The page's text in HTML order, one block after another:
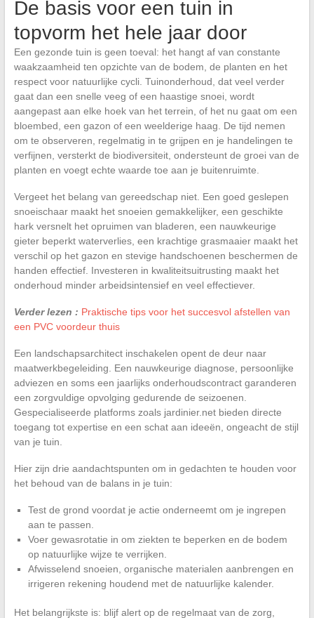
De basis voor een tuin in
topvorm het hele jaar door
Een gezonde tuin is geen toeval: het hangt af van constante
waakzaamheid ten opzichte van de bodem, de planten en het
respect voor natuurlijke cycli. Tuinonderhoud, dat veel verder
gaat dan een snelle veeg of een haastige snoei, wordt
aangepast aan elke hoek van het terrein, of het nu gaat om een
bloembed, een gazon of een weelderige haag. De tijd nemen
om te observeren, regelmatig in te grijpen en je handelingen te
verfijnen, versterkt de biodiversiteit, ondersteunt de groei van de
planten en voegt echte waarde toe aan je buitenruimte.
Vergeet het belang van gereedschap niet. Een goed geslepen
snoeischaar maakt het snoeien gemakkelijker, een geschikte
hark versnelt het opruimen van bladeren, een nauwkeurige
gieter beperkt waterverlies, een krachtige grasmaaier maakt het
verschil op het gazon en stevige handschoenen beschermen de
handen effectief. Investeren in kwaliteitsuitrusting maakt het
onderhoud minder arbeidsintensief en veel effectiever.
Verder lezen : Praktische tips voor het succesvol afstellen van
een PVC voordeur thuis
Een landschapsarchitect inschakelen opent de deur naar
maatwerkbegeleiding. Een nauwkeurige diagnose, persoonlijke
adviezen en soms een jaarlijks onderhoudscontract garanderen
een zorgvuldige opvolging gedurende de seizoenen.
Gespecialiseerde platforms zoals jardinier.net bieden directe
toegang tot expertise en een schat aan ideeën, ongeacht de stijl
van je tuin.
Hier zijn drie aandachtspunten om in gedachten te houden voor
het behoud van de balans in je tuin:
Test de grond voordat je actie onderneemt om je ingrepen
aan te passen.
Voer gewasrotatie in om ziekten te beperken en de bodem
op natuurlijke wijze te verrijken.
Afwisselend snoeien, organische materialen aanbrengen en
irrigeren rekening houdend met de natuurlijke kalender.
Het belangrijkste is: blijf alert op de regelmaat van de zorg,